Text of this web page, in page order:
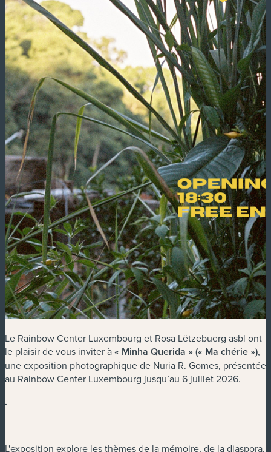
Le Rainbow Center Luxembourg et Rosa Lëtzebuerg asbl ont
le plaisir de vous inviter à« Minha Querida » (« Ma chérie »),
une exposition photographique de Nuria R. Gomes, présentée
au Rainbow Center Luxembourg jusqu’au 6 juillet 2026.
.
L'exposition explore les thèmes de la mémoire, de la diaspora,